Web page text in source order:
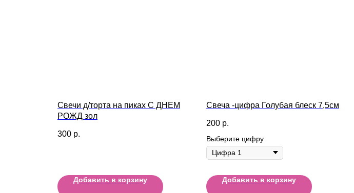
Свечи д/торта на пиках С ДНЕМ
РОЖД зол
300 р.
Добавить в корзину
Свеча -цифра Голубая блеск 7,5см
200 р.
Выберите цифру
Добавить в корзину